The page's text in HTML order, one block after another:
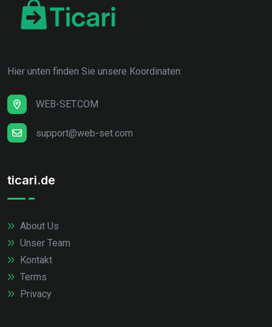
Hier unten finden Sie unsere Koordinaten:
WEB-SET.COM
support@web-set.com
ticari.de
About Us
Unser Team
Kontakt
Terms
Privacy